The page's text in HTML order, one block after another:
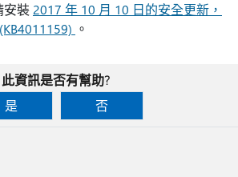
安裝 2017 年 10 月 10 日的安全更新，
。
此資訊是否有幫助?
是
否